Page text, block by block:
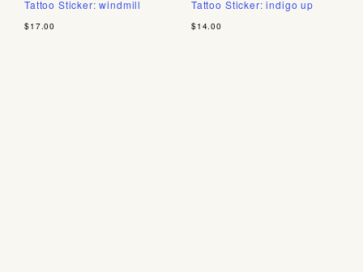
Tattoo Sticker: windmill
$17.00
Tattoo Sticker: indigo up
$14.00